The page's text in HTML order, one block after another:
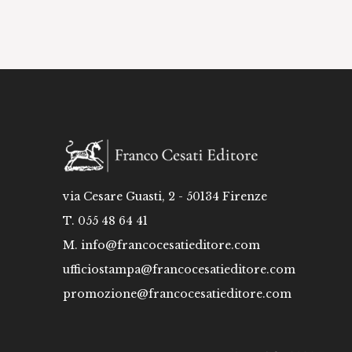
via Cesare Guasti, 2 - 50134 Firenze
T. 055 48 64 41
M. info@francocesatieditore.com
ufficiostampa@francocesatieditore.com
promozione@francocesatieditore.com